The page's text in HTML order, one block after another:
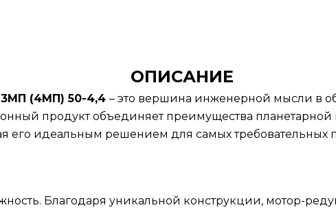
ОПИСАНИЕ
(4МП) 50-4,4 – это вершина инженерной мысли в
продукт объединяет преимущества
его идеальным решением для самых требовательных
Благодаря уникальной конструкции, мотор-